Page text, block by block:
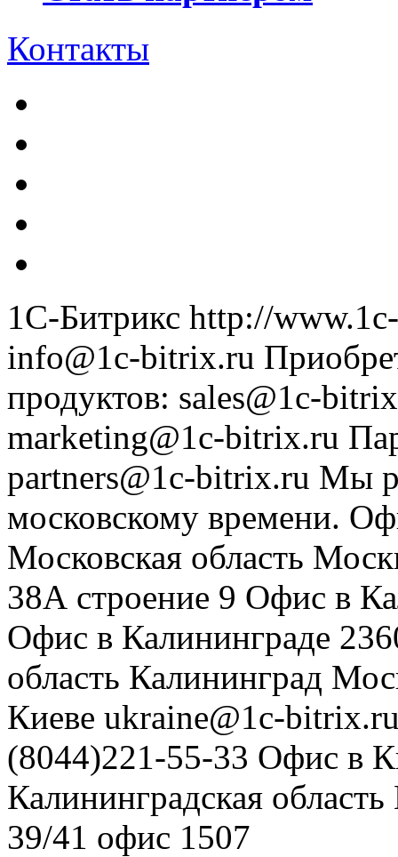
Контакты
1С-Битрикс http://
info@1c-bitrix.ru
продуктов: sales@1c-
marketing@1c-bitrix.ru
partners@1c-bitrix.ru Мы
московскому времени.
Московская область
38А строение 9 Офис в
Офис в Калининграде
область Калининград
Киеве ukraine@1c-
(8044)221-55-33 Офис в
Калининградская область
39/41 офис 1507